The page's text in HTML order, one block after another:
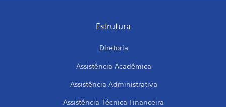
Estrutura
Diretoria
Assistência Acadêmica
Assistência Administrativa
Assistência Técnica Financeira